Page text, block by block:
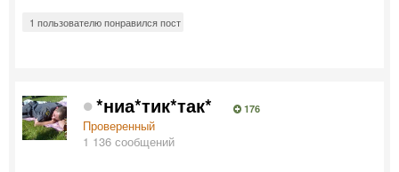
1 пользователю понравился пост
*ниа*тик*так* 176
Проверенный
1 136 сообщений